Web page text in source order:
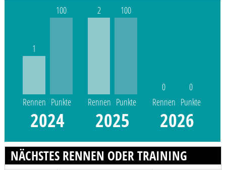
1
Rennen
100
Punkte
2024
2
Rennen
100
Punkte
2025
0
Rennen
0
Punkte
2026
NÄCHSTES RENNEN ODER TRAINING